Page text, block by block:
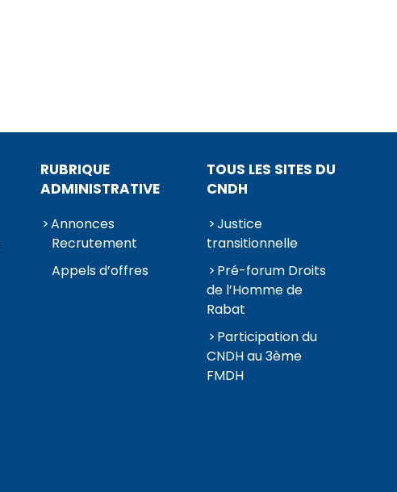
RUBRIQUE
ADMINISTRATIVE
Annonces
Recrutement
Appels d’offres
TOUS LES SITES DU
CNDH
Justice
transitionnelle
Pré-forum Droits
de l’Homme de
Rabat
Participation du
CNDH au 3ème
FMDH